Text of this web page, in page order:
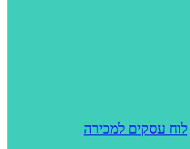
לוח עסקים למכירה